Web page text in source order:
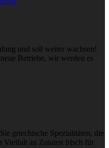
und soll weiter wachsen!
Betriebe, wir werden es
griechische Spezialitäten, die
Vielfalt an Zutaten frisch für